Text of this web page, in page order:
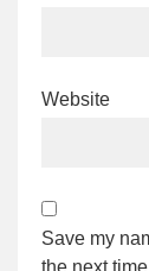
Website
Save my
the next